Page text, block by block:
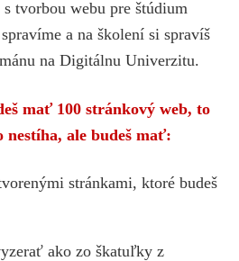
tvorbou webu pre štúdium
a na školení si spravíš
na Digitálnu Univerzitu.
mať 100 stránkový web, to
nestíha, ale budeš mať:
stránkami, ktoré budeš
ako zo škatuľky z